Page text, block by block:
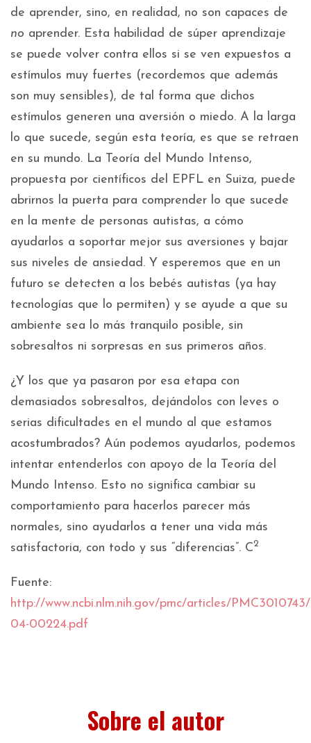
de aprender, sino, en realidad, no son capaces de
no aprender. Esta habilidad de súper aprendizaje
se puede volver contra ellos si se ven expuestos a
estímulos muy fuertes (recordemos que además
son muy sensibles), de tal forma que dichos
estímulos generen una aversión o miedo. A la larga
lo que sucede, según esta teoría, es que se retraen
en su mundo. La Teoría del Mundo Intenso,
propuesta por científicos del EPFL en Suiza, puede
abrirnos la puerta para comprender lo que sucede
en la mente de personas autistas, a cómo
ayudarlos a soportar mejor sus aversiones y bajar
sus niveles de ansiedad. Y esperemos que en un
futuro se detecten a los bebés autistas (ya hay
tecnologías que lo permiten) y se ayude a que su
ambiente sea lo más tranquilo posible, sin
sobresaltos ni sorpresas en sus primeros años.
¿Y los que ya pasaron por esa etapa con
demasiados sobresaltos, dejándolos con leves o
serias dificultades en el mundo al que estamos
acostumbrados? Aún podemos ayudarlos, podemos
intentar entenderlos con apoyo de la Teoría del
Mundo Intenso. Esto no significa cambiar su
comportamiento para hacerlos parecer más
normales, sino ayudarlos a tener una vida más
satisfactoria, con todo y sus “diferencias”. C2
Fuente:
http://www.ncbi.nlm.nih.gov/pmc/articles/
04-00224.pdf
Sobre el autor